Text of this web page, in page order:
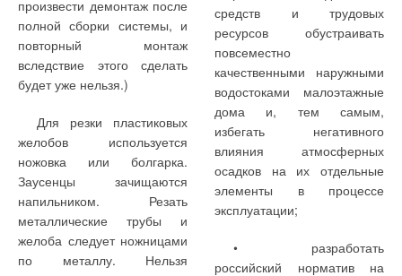
произвести демонтаж после
полной сборки системы, и
повторный монтаж
вследствие этого сделать
будет уже нельзя.)
Для резки пластиковых
желобов используется
ножовка или болгарка.
Заусенцы зачищаются
напильником. Резать
металлические трубы и
желоба следует ножницами
по металлу. Нельзя
средств и трудовых
ресурсов обустраивать
повсеместно
качественными наружными
водостоками малоэтажные
дома и, тем самым,
избегать негативного
влияния атмосферных
осадков на их отдельные
элементы в процессе
эксплуатации;
• разработать
российский норматив на